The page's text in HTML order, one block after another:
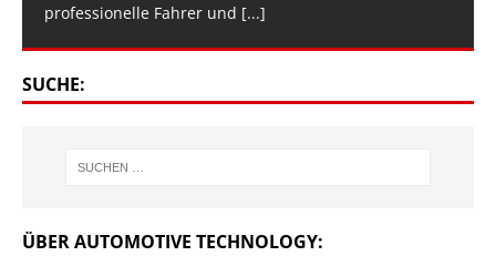
professionelle Fahrer und [...]
SUCHE:
ÜBER AUTOMOTIVE TECHNOLOGY: